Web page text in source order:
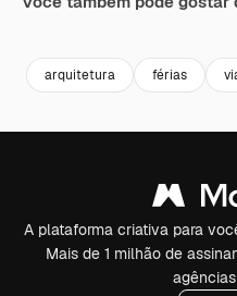
arquitetura férias
A plataforma criativa para
Mais de 1 milhão de